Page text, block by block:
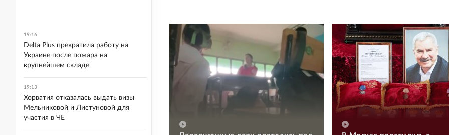
19:16
Delta Plus прекратила работу на
Украине после пожара на
крупнейшем складе
19:13
Хорватия отказалась выдать визы
Мельниковой и Листуновой для
участия в ЧЕ